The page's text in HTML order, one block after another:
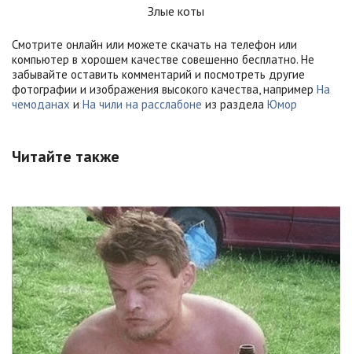
Злые коты
Смотрите онлайн или можете скачать на телефон или
компьютер в хорошем качестве совешенно бесплатно. Не
забывайте оставить комментарий и посмотреть другие
фотографии и изображения высокого качества, например На
чемоданах и На чили на расслабоне из раздела Юмор
Читайте также